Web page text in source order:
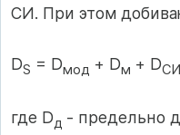
СИ. При этом
DS = Dмод + Dм + DСИ
где Dд - предельно